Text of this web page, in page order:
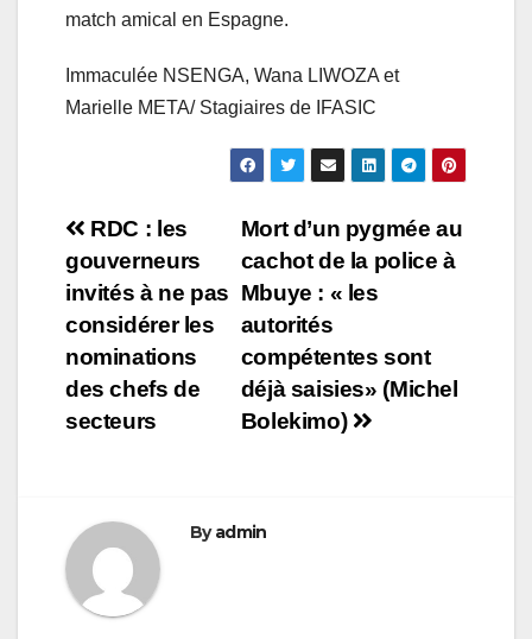
match amical en Espagne.
Immaculée NSENGA, Wana LIWOZA et
Marielle META/ Stagiaires de IFASIC
Navigation
de
l’article
Mort d’un pygmée au
cachot de la police à
Mbuye : « les
autorités
compétentes sont
déjà saisies» (Michel
Bolekimo)
RDC : les
gouverneurs
invités à ne pas
considérer les
nominations
des chefs de
secteurs
Byadmin